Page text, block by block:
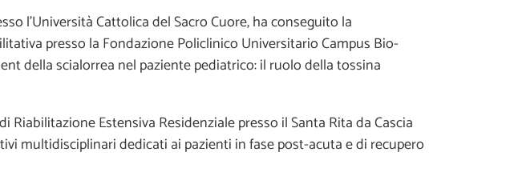
l’Università Cattolica del Sacro Cuore, ha conseguito la
presso la Fondazione Policlinico Universitario Campus Bio-
della scialorrea nel paziente pediatrico: il ruolo della tossina
Estensiva Residenziale presso il Santa Rita da Cascia
multidisciplinari dedicati ai pazienti in fase post-acuta e di recupero